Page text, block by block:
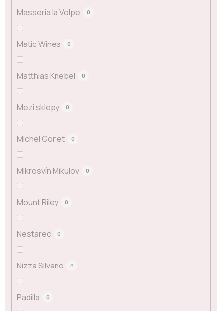
Masseria la Volpe 0
Matic Wines 0
Matthias Knebel 0
Mezi sklepy 0
Michel Gonet 0
Mikrosvín Mikulov 0
Mount Riley 0
Nestarec 0
Nizza Silvano 0
Padilla 0